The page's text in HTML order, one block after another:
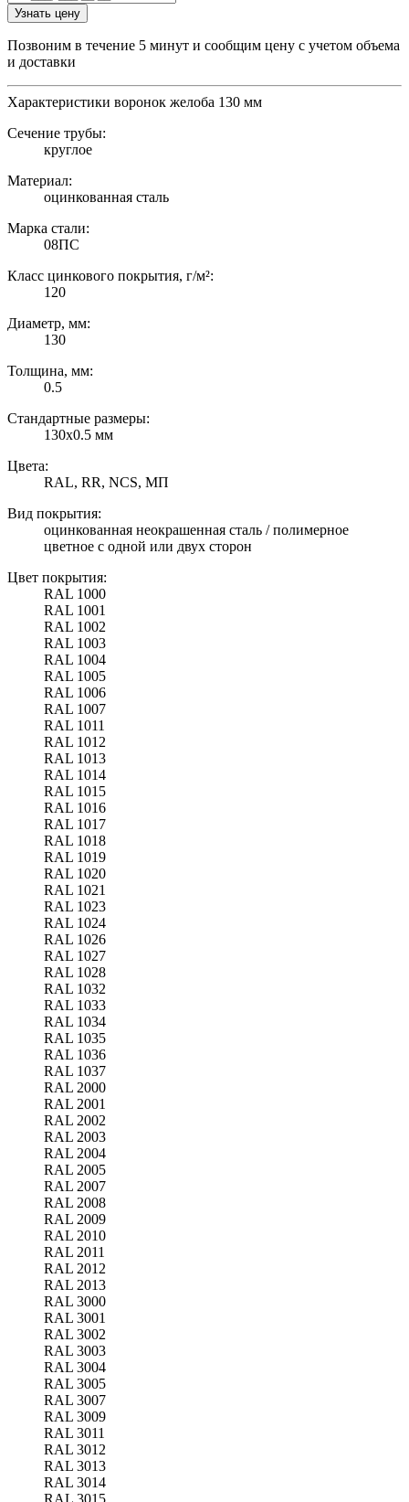
Узнать цену
Позвоним в течение 5 минут и сообщим цену с учетом объема
и доставки
Характеристики воронок желоба 130 мм
Сечение трубы:
круглое
Материал:
оцинкованная сталь
Марка стали:
08ПС
Класс цинкового покрытия, г/м²:
120
Диаметр, мм:
130
Толщина, мм:
0.5
Стандартные размеры:
130х0.5 мм
Цвета:
RAL, RR, NCS, МП
Вид покрытия:
оцинкованная неокрашенная сталь / полимерное
цветное с одной или двух сторон
Цвет покрытия:
RAL 1000
RAL 1001
RAL 1002
RAL 1003
RAL 1004
RAL 1005
RAL 1006
RAL 1007
RAL 1011
RAL 1012
RAL 1013
RAL 1014
RAL 1015
RAL 1016
RAL 1017
RAL 1018
RAL 1019
RAL 1020
RAL 1021
RAL 1023
RAL 1024
RAL 1026
RAL 1027
RAL 1028
RAL 1032
RAL 1033
RAL 1034
RAL 1035
RAL 1036
RAL 1037
RAL 2000
RAL 2001
RAL 2002
RAL 2003
RAL 2004
RAL 2005
RAL 2007
RAL 2008
RAL 2009
RAL 2010
RAL 2011
RAL 2012
RAL 2013
RAL 3000
RAL 3001
RAL 3002
RAL 3003
RAL 3004
RAL 3005
RAL 3007
RAL 3009
RAL 3011
RAL 3012
RAL 3013
RAL 3014
RAL 3015